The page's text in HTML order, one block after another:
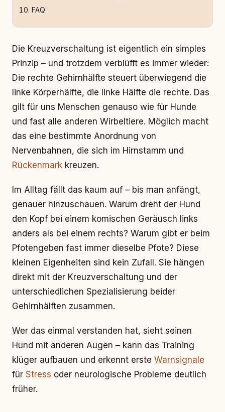
FAQ
Die Kreuzverschaltung ist eigentlich ein simples
Prinzip – und trotzdem verblüfft es immer wieder:
Die rechte Gehirnhälfte steuert überwiegend die
linke Körperhälfte, die linke Hälfte die rechte. Das
gilt für uns Menschen genauso wie für Hunde
und fast alle anderen Wirbeltiere. Möglich macht
das eine bestimmte Anordnung von
Nervenbahnen, die sich im Hirnstamm und
Rückenmark kreuzen.
Im Alltag fällt das kaum auf – bis man anfängt,
genauer hinzuschauen. Warum dreht der Hund
den Kopf bei einem komischen Geräusch links
anders als bei einem rechts? Warum gibt er beim
Pfotengeben fast immer dieselbe Pfote? Diese
kleinen Eigenheiten sind kein Zufall. Sie hängen
direkt mit der Kreuzverschaltung und der
unterschiedlichen Spezialisierung beider
Gehirnhälften zusammen.
Wer das einmal verstanden hat, sieht seinen
Hund mit anderen Augen – kann das Training
klüger aufbauen und erkennt erste Warnsignale
für Stress oder neurologische Probleme deutlich
früher.